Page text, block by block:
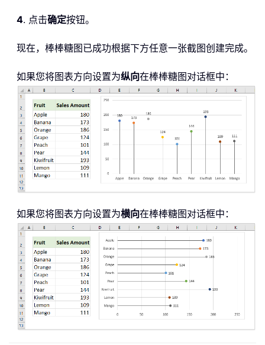
4. 点击确定按钮。
现在，棒棒糖图已成功根据下方任意一张截图创建完成。
如果您将图表方向设置为纵向在棒棒糖图对话框中：
如果您将图表方向设置为横向在棒棒糖图对话框中：